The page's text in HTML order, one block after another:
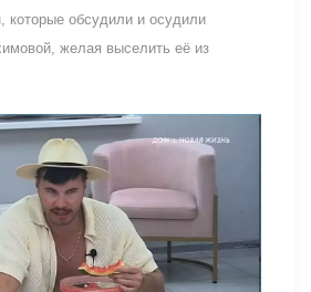
которые обсудили и осудили
желая выселить её из